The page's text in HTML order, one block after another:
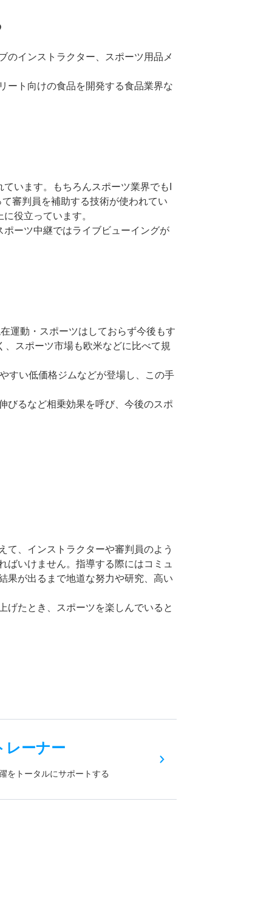
のインストラクター、スポーツ用品メ
ート向けの食品を開発する食品業界な
います。もちろんスポーツ業界でもI
審判員を補助する技術が使われてい
役立っています。
ーツ中継ではライブビューイングが
運動・スポーツはしておらず今後もす
スポーツ市場も欧米などに比べて規
すい低価格ジムなどが登場し、この手
びるなど相乗効果を呼び、今後のスポ
て、インストラクターや審判員のよう
ばいけません。指導する際にはコミュ
果が出るまで地道な努力や研究、高い
げたとき、スポーツを楽しんでいると
レーナー
をトータルにサポートする